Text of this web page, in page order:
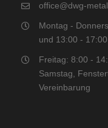
office@dwg-
Montag -
und 13:00 -
Freitag: 8:00 -
Samstag,
Vereinbarung